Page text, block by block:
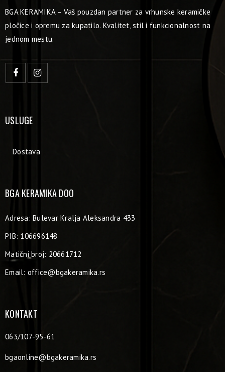
BGA KERAMIKA – Vaš pouzdan partner za vrhunske keramičke
pločice i opremu za kupatilo. Kvalitet, stil i funkcionalnost na
jednom mestu.
USLUGE
Dostava
BGA KERAMIKA DOO
Adresa: Bulevar Kralja Aleksandra 433
PIB: 106696148
Matični broj: 20661712
Email: office@bgakeramika.rs
KONTAKT
063/107-95-61
bgaonline@bgakeramika.rs